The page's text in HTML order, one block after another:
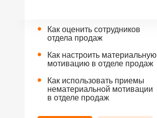
Как использовать приемы
нематериальной мотивации
в отделе продаж
•
Как настроить материальную
мотивацию в отделе продаж
•
Как оценить сотрудников
отдела продаж
•